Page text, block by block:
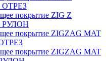
ОТРЕЗ
покрытие ZIG Z
РУЛОН
покрытие ZIGZAG MAT
покрытие ZIGZAG MAT